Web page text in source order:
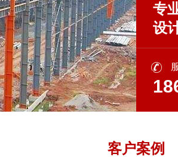
专
设
客户案例